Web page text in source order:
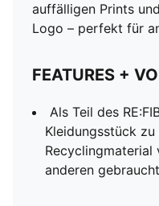
auffälligen Prints
Logo – perfekt für
FEATURES +
Als Teil des
Kleidungsstück
Recyclingmaterial
anderen